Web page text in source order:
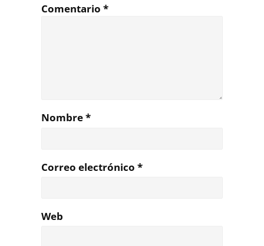
Comentario *
Nombre*
Correo electrónico *
Web